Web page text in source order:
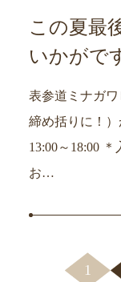
この夏最
いかがで
表参道ミナガ
締め括りに！）
13:00～18:00
お…
1